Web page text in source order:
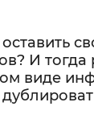
оставить
И тогда
виде